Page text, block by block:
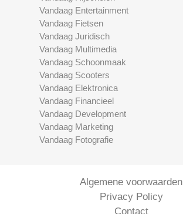
Vandaag Entertainment
Vandaag Fietsen
Vandaag Juridisch
Vandaag Multimedia
Vandaag Schoonmaak
Vandaag Scooters
Vandaag Elektronica
Vandaag Financieel
Vandaag Development
Vandaag Marketing
Vandaag Fotografie
Algemene voorwaarden
Privacy Policy
Contact